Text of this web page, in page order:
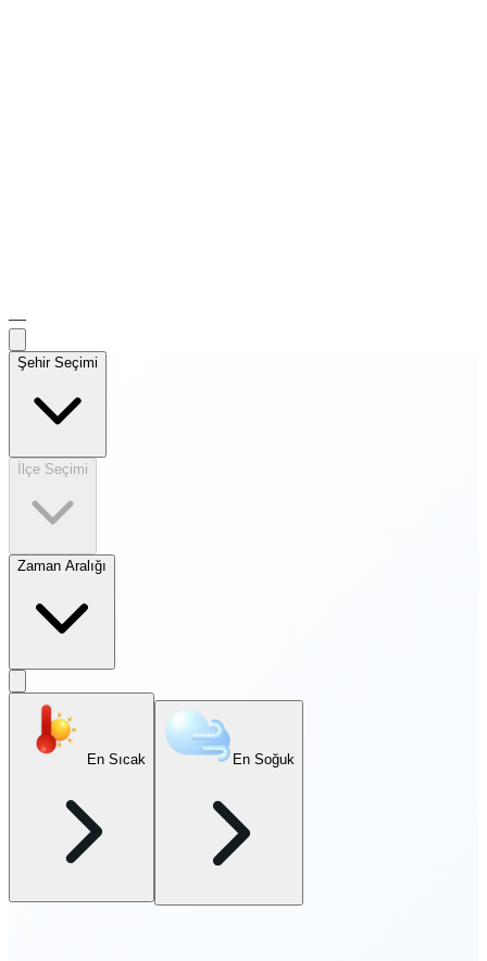
—
Şehir Seçimi
İlçe Seçimi
Zaman Aralığı
En Sıcak En Soğuk